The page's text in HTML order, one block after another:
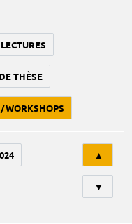
THÈSE
WORKSHOPS
▲
▼